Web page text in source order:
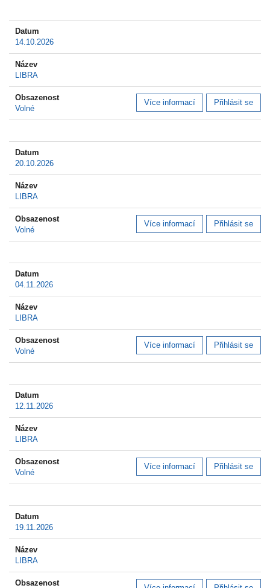
14.10.2026
LIBRA
Volné
Více informací Přihlásit se
20.10.2026
LIBRA
Volné
Více informací Přihlásit se
04.11.2026
LIBRA
Volné
Více informací Přihlásit se
12.11.2026
LIBRA
Volné
Více informací Přihlásit se
19.11.2026
LIBRA